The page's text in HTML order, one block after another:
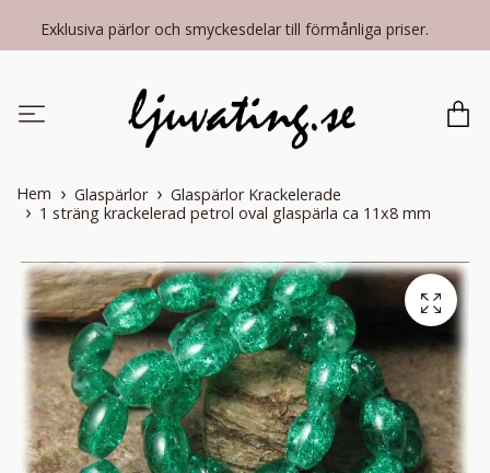
Exklusiva pärlor och smyckesdelar till förmånliga priser.
Hem Glaspärlor
Glaspärlor Krackelerade
1 sträng krackelerad petrol oval glaspärla ca 11x8 mm